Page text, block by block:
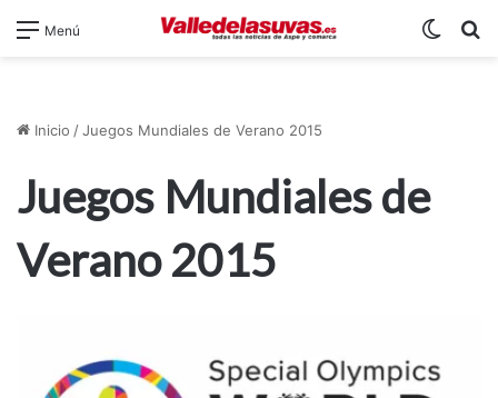
Menú
Inicio /Juegos Mundiales de Verano 2015
Juegos Mundiales de
Verano 2015